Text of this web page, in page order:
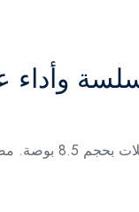
استمتع بالتنقل داخل